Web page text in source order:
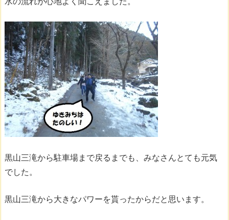
黒山三滝から駐車場まで戻るまでも、みなさんとても元気
でした。
黒山三滝から大きなパワーを貰ったからだと思います。